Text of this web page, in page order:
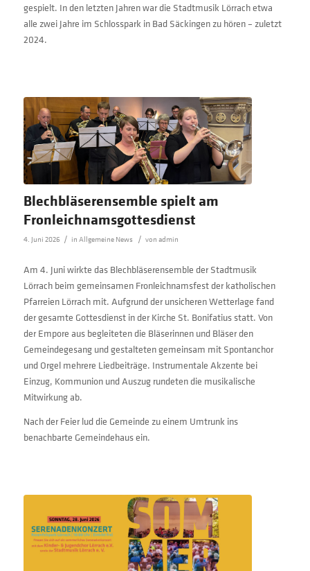
gespielt. In den letzten Jahren war die Stadtmusik Lörrach etwa
alle zwei Jahre im Schlosspark in Bad Säckingen zu hören – zuletzt
2024.
Blechbläserensemble spielt am
Fronleichnamsgottesdienst
4. Juni 2026 / in Allgemeine News / von admin
Am 4. Juni wirkte das Blechbläserensemble der Stadtmusik
Lörrach beim gemeinsamen Fronleichnamsfest der katholischen
Pfarreien Lörrach mit. Aufgrund der unsicheren Wetterlage fand
der gesamte Gottesdienst in der Kirche St. Bonifatius statt. Von
der Empore aus begleiteten die Bläserinnen und Bläser den
Gemeindegesang und gestalteten gemeinsam mit Spontanchor
und Orgel mehrere Liedbeiträge. Instrumentale Akzente bei
Einzug, Kommunion und Auszug rundeten die musikalische
Mitwirkung ab.
Nach der Feier lud die Gemeinde zu einem Umtrunk ins
benachbarte Gemeindehaus ein.